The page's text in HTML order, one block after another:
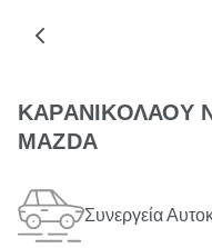
ΚΑΡΑΝΙΚΟΛΑΟΥ
MAZDA
Συνεργεία